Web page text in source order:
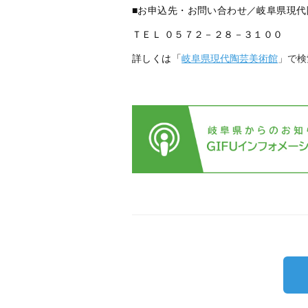
■お申込先・お問い合わせ／岐阜県現
ＴＥＬ ０５７２－２８－３１００
詳しくは「岐阜県現代陶芸美術館 」で